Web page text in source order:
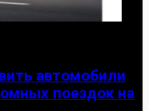
автомобили
поездок на